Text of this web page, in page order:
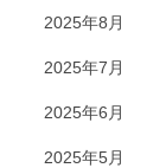
2025年8月
2025年7月
2025年6月
2025年5月